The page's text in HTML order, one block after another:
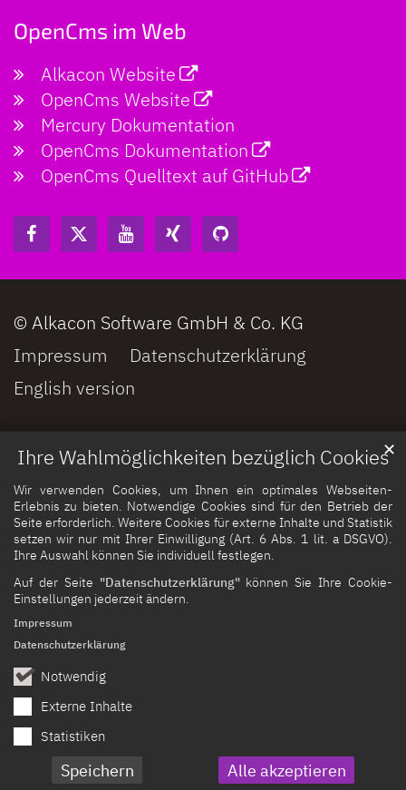
Ihre Wahlmöglichkeiten bezüglich Cookies
Wir verwenden Cookies, um Ihnen ein optimales Webseiten-
Erlebnis zu bieten. Notwendige Cookies sind für den Betrieb der
Seite erforderlich. Weitere Cookies für externe Inhalte und Statistik
setzen wir nur mit Ihrer Einwilligung (Art. 6 Abs. 1 lit. a DSGVO).
Ihre Auswahl können Sie individuell festlegen.
Auf der Seite "Datenschutzerklärung"können Sie Ihre Cookie-
Einstellungen jederzeit ändern.
Notwendig
Externe Inhalte
Statistiken
Speichern Alle akzeptieren
✕
Impressum
Datenschutzerklärung
OpenCms im Web
Alkacon Website
OpenCms Website
Mercury Dokumentation
OpenCms Dokumentation
OpenCms Quelltext auf GitHub
© Alkacon Software GmbH & Co. KG
Impressum
Datenschutzerklärung
English version